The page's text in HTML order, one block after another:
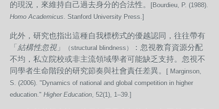
的現況，來維持自己過去身分的合法性。
[Bourdieu, P. (1988).
Homo Academicus. Stanford University Press.]
此外，研究也指出這種自我標榜式的優越認同，往往帶有
「 結構性忽視」 （structural blindness）
：忽視教育資源分配
不均，私立院校或非主流領域學者可能缺乏支持。忽視不
同學者生命階段的研究節奏與社會責任差異。
[ Marginson,
S. (2006). "Dynamics of national and global competition in higher
education." Higher Education, 52(1), 1–39.]